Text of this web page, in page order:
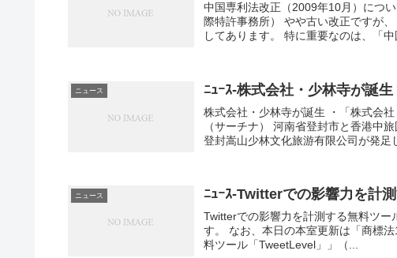
中国専利法改正（2009年10月）につ
際特許事務所） やや古い改正ですが
してあります。 特に重要なのは、「中
ニュース ﾆｭｰｽ-株式会社・少林寺が誕生
株式会社・少林寺が誕生 ・「株式会
（サーチナ） 河南省登封市と香港中
登封嵩山少林文化旅游有限公司が発足
ニュース ﾆｭｰｽ-Twitterでの影響力を計
Twitterでの影響力を計測する無料ツ
す。 なお、本日の本室更新は「商標
料ツール「TweetLevel」」（...